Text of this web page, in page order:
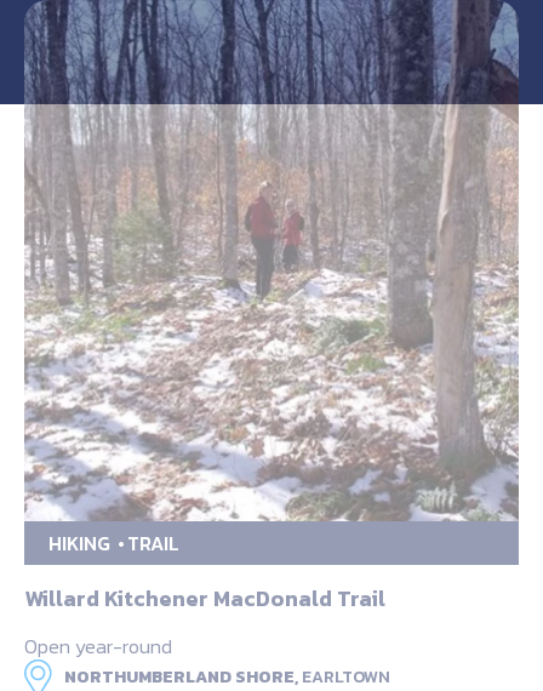
HIKING TRAIL
Willard Kitchener MacDonald Trail
Open year-round
NORTHUMBERLAND SHORE,EARLTOWN